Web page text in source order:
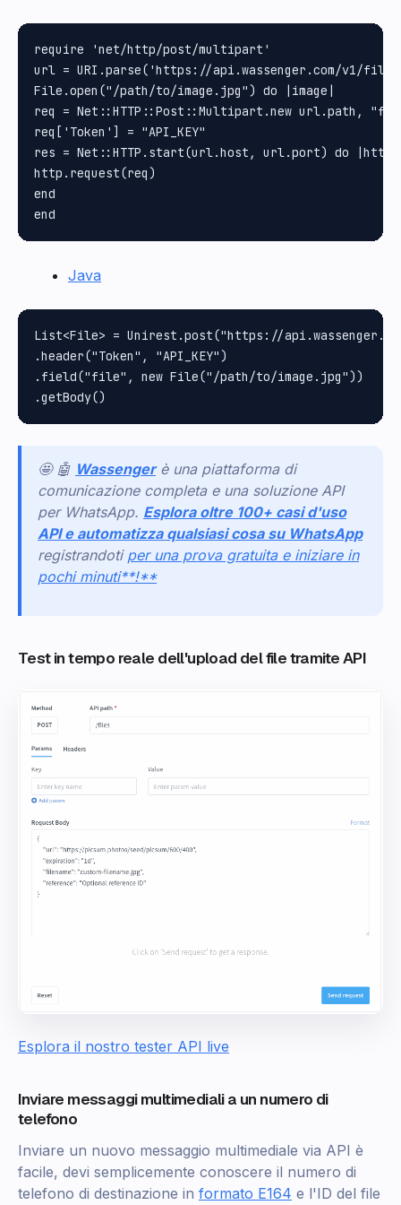
require 'net/http/post/multipart'
url = URI.parse('https://api.wassenger.com/v1/
File.open("/path/to/image.jpg") do |image|
req = Net::HTTP::Post::Multipart.new url.path,
req['Token'] = "API_KEY"
res = Net::HTTP.start(url.host, url.port) do |http|
http.request(req)
end
Java
List<File> = Unirest.post("https://
.header("Token", "API_KEY")
.field("file", new File("/path/to/image.jpg"))
🤩 🤖 Wassengerè una piattaforma di
comunicazione completa e una soluzione API
per WhatsApp. Esplora oltre 100+ casi d'uso
API e automatizza qualsiasi cosa su WhatsApp
registrandoti per una prova gratuita e iniziare in
pochi minuti**!**
Test in tempo reale dell'upload del file tramite API
Esplora il nostro tester API live
Inviare messaggi multimediali a un numero di
telefono
Inviare un nuovo messaggio multimediale via API è
facile, devi semplicemente conoscere il numero di
telefono di destinazione in formato E164 e l'ID del file